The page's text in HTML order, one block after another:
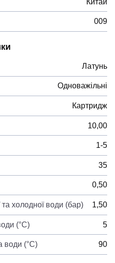
009
Латунь
Одноважільні
Картридж
10,00
1-5
35
0,50
та холодної води (бар) 1,50
(°C) 5
води (°C) 90